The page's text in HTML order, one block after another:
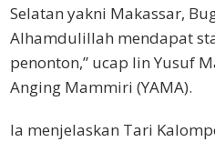
Selatan yakni Makassar,
Alhamdulillah mendapat
penonton,” ucap Iin Yusuf
Anging Mammiri (YAMA).
Ia menjelaskan Tari